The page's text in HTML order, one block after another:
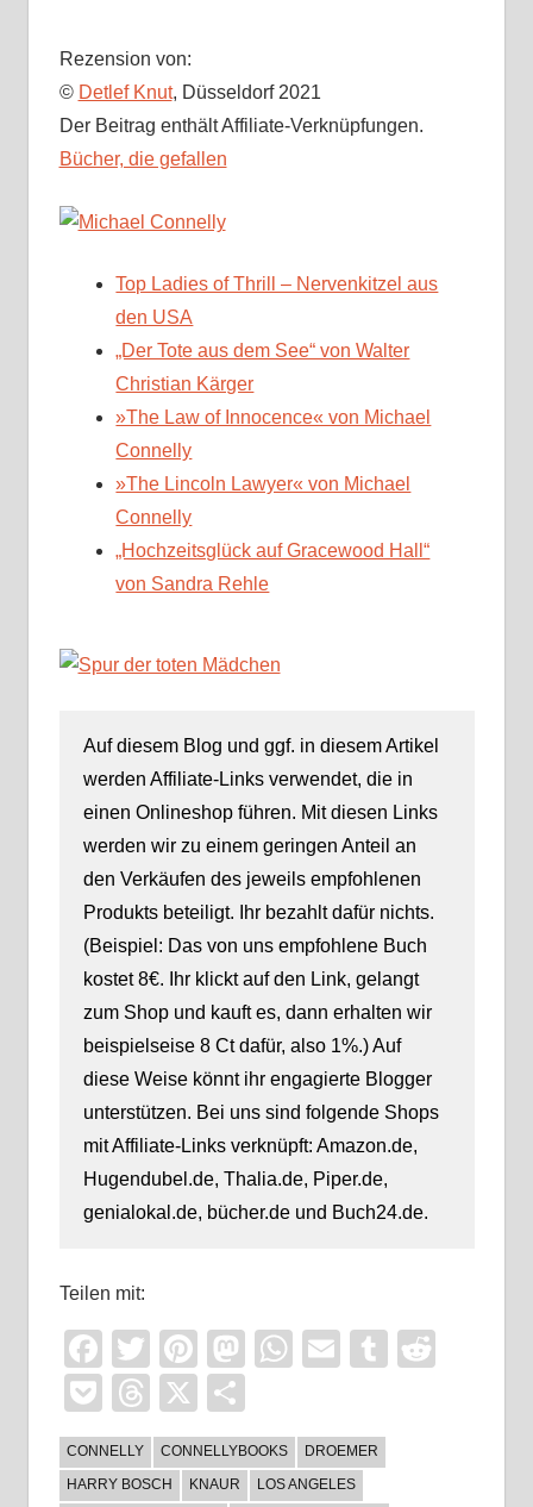
Rezension von:
© Detlef Knut, Düsseldorf 2021
Der Beitrag enthält Affiliate-Verknüpfungen.
Bücher, die gefallen
Top Ladies of Thrill – Nervenkitzel aus
den USA
„Der Tote aus dem See“ von Walter
Christian Kärger
»The Law of Innocence« von Michael
Connelly
»The Lincoln Lawyer« von Michael
Connelly
„Hochzeitsglück auf Gracewood Hall“
von Sandra Rehle
Auf diesem Blog und ggf. in diesem Artikel
werden Affiliate-Links verwendet, die in
einen Onlineshop führen. Mit diesen Links
werden wir zu einem geringen Anteil an
den Verkäufen des jeweils empfohlenen
Produkts beteiligt. Ihr bezahlt dafür nichts.
(Beispiel: Das von uns empfohlene Buch
kostet 8€. Ihr klickt auf den Link, gelangt
zum Shop und kauft es, dann erhalten wir
beispielseise 8 Ct dafür, also 1%.) Auf
diese Weise könnt ihr engagierte Blogger
unterstützen. Bei uns sind folgende Shops
mit Affiliate-Links verknüpft: Amazon.de,
Hugendubel.de, Thalia.de, Piper.de,
genialokal.de, bücher.de und Buch24.de.
Teilen mit:
Facebook
TwitterPinterest
Mastodon
WhatsApp
EmailTumblr
PocketThreads
X
CONNELLY CONNELLYBOOKS
DROEMER
HARRY BOSCH
KNAUR
LOS ANGELES